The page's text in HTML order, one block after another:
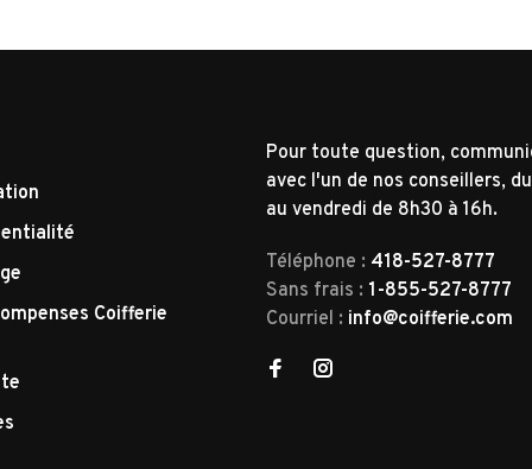
Coifferie
Pour toute question,
avec l'un de nos conseillers,
au vendredi de 8h30 à 16h.
Téléphone : 418-527-8777
Sans frais : 1-855-527-8777
Courriel : info@coifferie.com